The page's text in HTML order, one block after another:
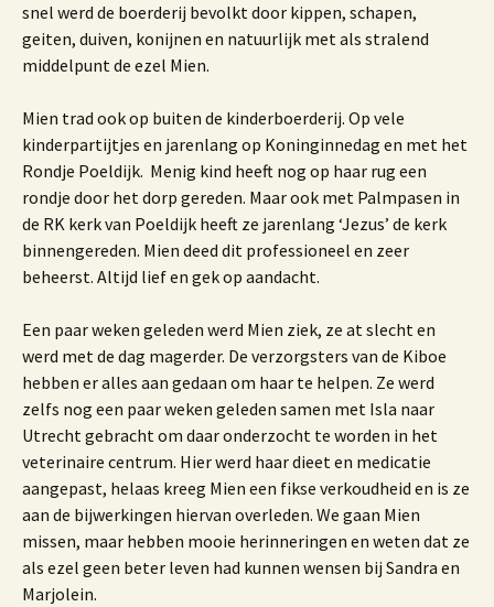
snel werd de boerderij bevolkt door kippen, schapen,
geiten, duiven, konijnen en natuurlijk met als stralend
middelpunt de ezel Mien.
Mien trad ook op buiten de kinderboerderij. Op vele
kinderpartijtjes en jarenlang op Koninginnedag en met het
Rondje Poeldijk. Menig kind heeft nog op haar rug een
rondje door het dorp gereden. Maar ook met Palmpasen in
de RK kerk van Poeldijk heeft ze jarenlang ‘Jezus’ de kerk
binnengereden. Mien deed dit professioneel en zeer
beheerst. Altijd lief en gek op aandacht.
Een paar weken geleden werd Mien ziek, ze at slecht en
werd met de dag magerder. De verzorgsters van de Kiboe
hebben er alles aan gedaan om haar te helpen. Ze werd
zelfs nog een paar weken geleden samen met Isla naar
Utrecht gebracht om daar onderzocht te worden in het
veterinaire centrum. Hier werd haar dieet en medicatie
aangepast, helaas kreeg Mien een fikse verkoudheid en is ze
aan de bijwerkingen hiervan overleden. We gaan Mien
missen, maar hebben mooie herinneringen en weten dat ze
als ezel geen beter leven had kunnen wensen bij Sandra en
Marjolein.